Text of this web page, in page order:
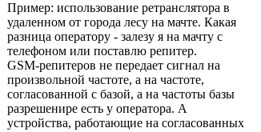
Пример: использование ретранслятора в
удаленном от города лесу на мачте. Какая
разница оператору - залезу я на мачту с
телефоном или поставлю репитер.
GSM-репитеров не передает сигнал на
произвольной частоте, а на частоте,
согласованной с базой, а на частоты базы
разрешенире есть у оператора. А
устройства, работающие на согласованных